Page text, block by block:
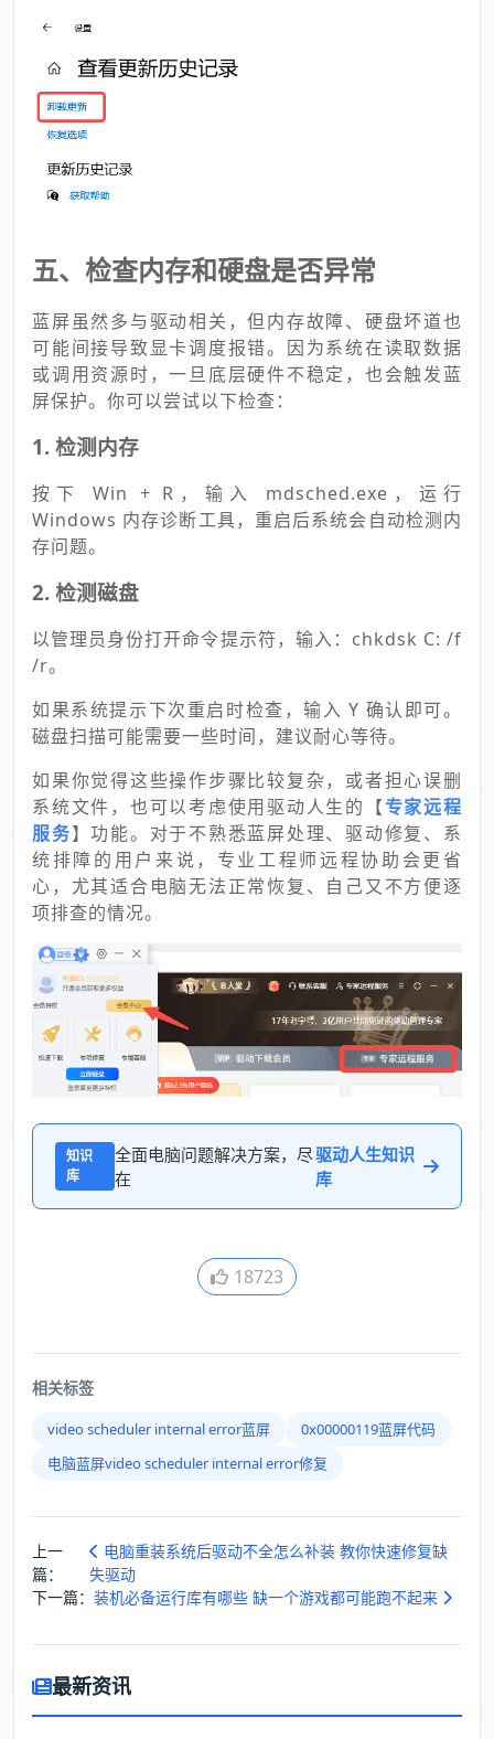
五、检查内存和硬盘是否异常
蓝屏虽然多与驱动相关，但内存故障、硬盘坏道也
可能间接导致显卡调度报错。因为系统在读取数据
或调用资源时，一旦底层硬件不稳定，也会触发蓝
屏保护。你可以尝试以下检查：
1. 检测内存
按下 Win + R，输入 mdsched.exe，运行
Windows 内存诊断工具，重启后系统会自动检测内
存问题。
2. 检测磁盘
以管理员身份打开命令提示符，输入：chkdsk C: /f
/r。
如果系统提示下次重启时检查，输入 Y 确认即可。
磁盘扫描可能需要一些时间，建议耐心等待。
如果你觉得这些操作步骤比较复杂，或者担心误删
系统文件，也可以考虑使用驱动人生的【专家远程
服务】功能。对于不熟悉蓝屏处理、驱动修复、系
统排障的用户来说，专业工程师远程协助会更省
心，尤其适合电脑无法正常恢复、自己又不方便逐
项排查的情况。
知识
库
全面电脑问题解决方案，尽
在
驱动人生知识
库
18723
相关标签
video scheduler internal error蓝屏
0x00000119蓝屏代码
电脑蓝屏video scheduler internal error修复
上一
篇：
电脑重装系统后驱动不全怎么补装 教你快速修复缺
失驱动
下一篇： 装机必备运行库有哪些 缺一个游戏都可能跑不起来
最新资讯